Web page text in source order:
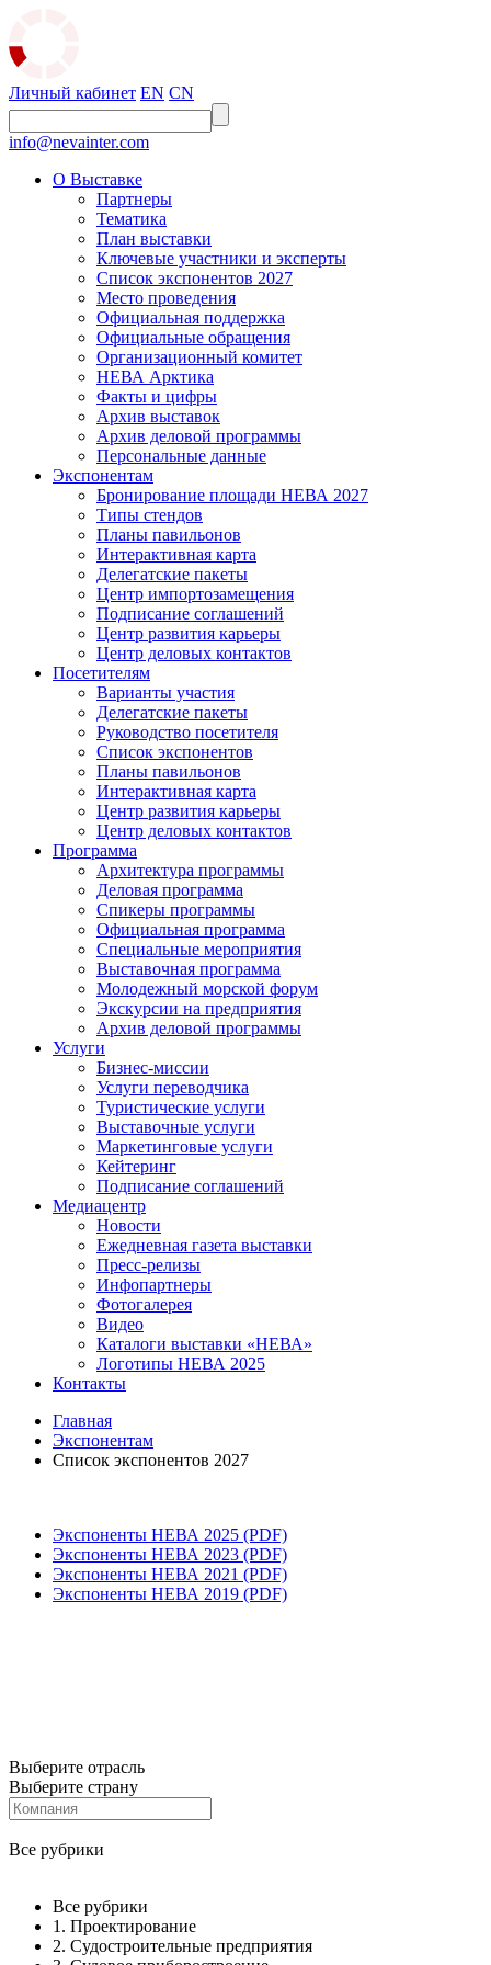
Личный кабинет EN CN
info@nevainter.com
О Выставке
Партнеры
Тематика
План выставки
Ключевые участники и эксперты
Список экспонентов 2027
Место проведения
Официальная поддержка
Официальные обращения
Организационный комитет
НЕВА Арктика
Факты и цифры
Архив выставок
Архив деловой программы
Персональные данные
Экспонентам
Бронирование площади НЕВА 2027
Типы стендов
Планы павильонов
Интерактивная карта
Делегатские пакеты
Центр импортозамещения
Подписание соглашений
Центр развития карьеры
Центр деловых контактов
Посетителям
Варианты участия
Делегатские пакеты
Руководство посетителя
Список экспонентов
Планы павильонов
Интерактивная карта
Центр развития карьеры
Центр деловых контактов
Программа
Архитектура программы
Деловая программа
Спикеры программы
Официальная программа
Специальные мероприятия
Выставочная программа
Молодежный морской форум
Экскурсии на предприятия
Архив деловой программы
Услуги
Бизнес-миссии
Услуги переводчика
Туристические услуги
Выставочные услуги
Маркетинговые услуги
Кейтеринг
Подписание соглашений
Медиацентр
Новости
Ежедневная газета выставки
Пресс-релизы
Инфопартнеры
Фотогалерея
Видео
Каталоги выставки «НЕВА»
Логотипы НЕВА 2025
Контакты
Главная
Экспонентам
Список экспонентов 2027
Экспоненты НЕВА 2025 (PDF)
Экспоненты НЕВА 2023 (PDF)
Экспоненты НЕВА 2021 (PDF)
Экспоненты НЕВА 2019 (PDF)
Выберите отрасль
Выберите страну
Все рубрики
Все рубрики
1. Проектирование
2. Судостроительные предприятия